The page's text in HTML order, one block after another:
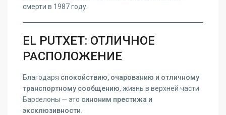
смерти в 1987 году.
EL PUTXET: ОТЛИЧНОЕ
РАСПОЛОЖЕНИЕ
Благодаря спокойствию, очарованию и отличному
транспортному сообщению, жизнь в верхней части
Барселоны — это синоним престижа и
эксклюзивности